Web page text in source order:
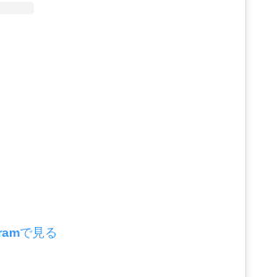
で見る